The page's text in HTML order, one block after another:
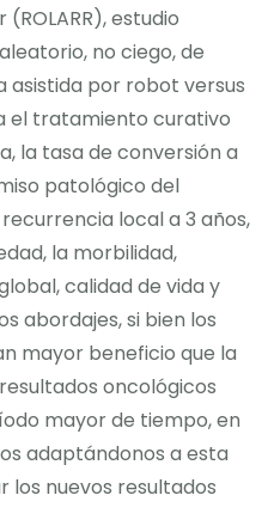
estudio
no ciego, de
asistida por robot versus
el tratamiento curativo
la tasa de conversión a
patológico del
local a 3 años,
la morbilidad,
calidad de vida y
abordajes, si bien los
mayor beneficio que la
oncológicos
mayor de tiempo, en
adaptándonos a esta
los nuevos resultados